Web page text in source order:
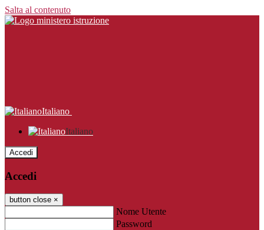
Salta al contenuto
Italiano
Italiano
Accedi
Accedi
button close ×
Nome Utente
Password